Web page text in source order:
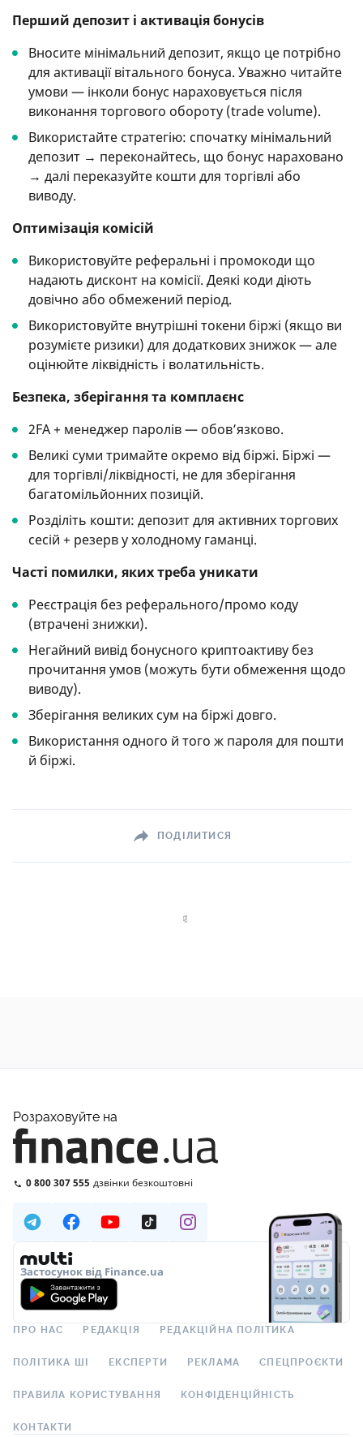
Перший депозит і активація бонусів
Вносите мінімальний депозит, якщо це потрібно
для активації вітального бонуса. Уважно читайте
умови — інколи бонус нараховується після
виконання торгового обороту (trade volume).
Використайте стратегію: спочатку мінімальний
депозит → переконайтесь, що бонус нараховано
→ далі переказуйте кошти для торгівлі або
виводу.
Оптимізація комісій
Використовуйте реферальні і промокоди що
надають дисконт на комісії. Деякі коди діють
довічно або обмежений період.
Використовуйте внутрішні токени біржі (якщо ви
розумієте ризики) для додаткових знижок — але
оцінюйте ліквідність і волатильність.
Безпека, зберігання та комплаєнс
2FA + менеджер паролів — обов’язково.
Великі суми тримайте окремо від біржі. Біржі —
для торгівлі/ліквідності, не для зберігання
багатомільйонних позицій.
Розділіть кошти: депозит для активних торгових
сесій + резерв у холодному гаманці.
Часті помилки, яких треба уникати
Реєстрація без реферального/промо коду
(втрачені знижки).
Негайний вивід бонусного криптоактиву без
прочитання умов (можуть бути обмеження щодо
виводу).
Зберігання великих сум на біржі довго.
Використання одного й того ж пароля для пошти
й біржі.
ПОДІЛИТИСЯ
Розраховуйте на
0 800 307 555 дзвінки безкоштовні
Застосунок від Finance.ua
ПРО НАС РЕДАКЦІЯ РЕДАКЦІЙНА ПОЛІТИКА
ПОЛІТИКА ШІ ЕКСПЕРТИ РЕКЛАМА СПЕЦПРОЄКТИ
ПРАВИЛА КОРИСТУВАННЯ КОНФІДЕНЦІЙНІСТЬ
КОНТАКТИ